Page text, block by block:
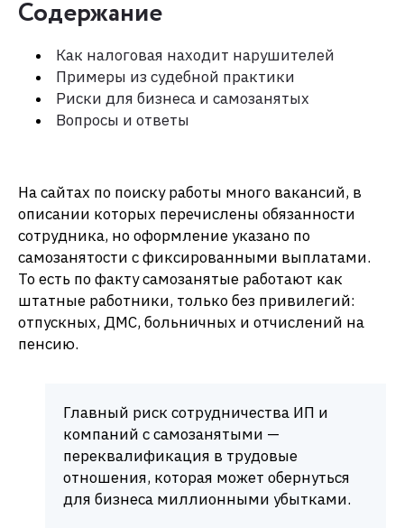
Содержание
Как налоговая находит нарушителей
Примеры из судебной практики
Риски для бизнеса и самозанятых
Вопросы и ответы
На сайтах по поиску работы много вакансий, в
описании которых перечислены обязанности
сотрудника, но оформление указано по
самозанятости с фиксированными выплатами.
То есть по факту самозанятые работают как
штатные работники, только без привилегий:
отпускных, ДМС, больничных и отчислений на
пенсию.
Главный риск сотрудничества ИП и
компаний с самозанятыми —
переквалификация в трудовые
отношения, которая может обернуться
для бизнеса миллионными убытками.